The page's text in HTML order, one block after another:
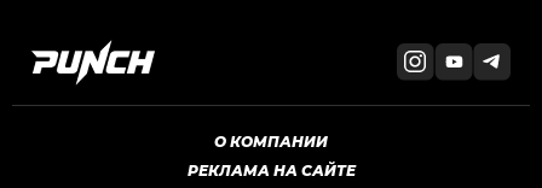
О КОМПАНИИ
РЕКЛАМА НА САЙТЕ